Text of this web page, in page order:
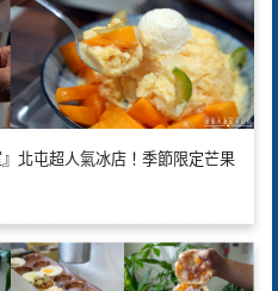
北屯超人氣冰店！季節限定芒果